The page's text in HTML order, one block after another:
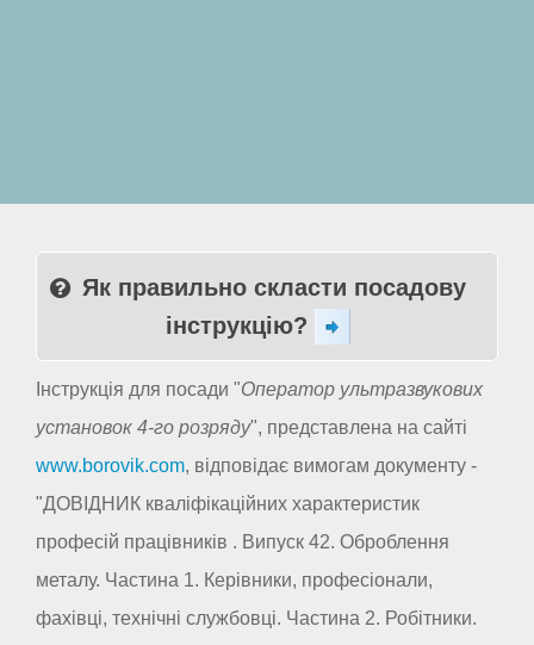
Як правильно скласти посадову
інструкцію?
Інструкція для посади "Оператор ультразвукових
установок 4-го розряду", представлена на сайті
www.borovik.com, відповідає вимогам документу -
"ДОВІДНИК кваліфікаційних характеристик
професій працівників . Випуск 42. Оброблення
металу. Частина 1. Керівники, професіонали,
фахівці, технічні службовці. Частина 2. Робітники.